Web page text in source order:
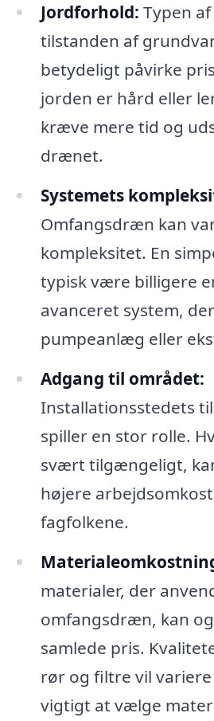
Jordforhold: Typen
tilstanden af
betydeligt påvirke
jorden er hård eller
kræve mere tid og
drænet.
Systemets
Omfangsdræn kan
kompleksitet. En
typisk være billigere
avanceret system,
pumpeanlæg eller
Adgang til området:
Installationsstedets
spiller en stor rolle.
svært tilgængeligt,
højere
fagfolkene.
materialer, der
omfangsdræn, kan
samlede pris.
rør og filtre vil
vigtigt at vælge